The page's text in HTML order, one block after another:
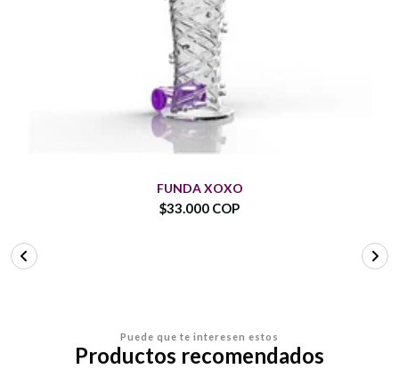
FUNDA XOXO
$33.000 COP
Puede que te interesen estos
Productos recomendados